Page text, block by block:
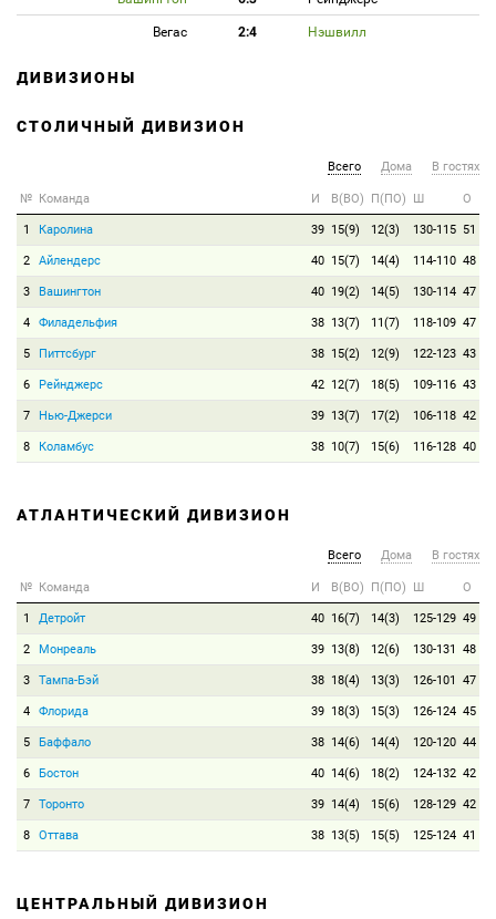
Вегас 2:4 Нэшвилл
ДИВИЗИОНЫ
СТОЛИЧНЫЙ ДИВИЗИОН
Всего Дома В гостях
№ Команда И В(ВО) П(ПО) Ш О
1 Каролина 39 15(9) 12(3) 130-115 51
2 Айлендерс 40 15(7) 14(4) 114-110 48
3 Вашингтон 40 19(2) 14(5) 130-114 47
4 Филадельфия 38 13(7) 11(7) 118-109 47
5 Питтсбург 38 15(2) 12(9) 122-123 43
6 Рейнджерс 42 12(7) 18(5) 109-116 43
7 Нью-Джерси 39 13(7) 17(2) 106-118 42
8 Коламбус 38 10(7) 15(6) 116-128 40
АТЛАНТИЧЕСКИЙ ДИВИЗИОН
Всего Дома В гостях
№ Команда И В(ВО) П(ПО) Ш О
1 Детройт 40 16(7) 14(3) 125-129 49
2 Монреаль 39 13(8) 12(6) 130-131 48
3 Тампа-Бэй 38 18(4) 13(3) 126-101 47
4 Флорида 39 18(3) 15(3) 126-124 45
5 Баффало 38 14(6) 14(4) 120-120 44
6 Бостон 40 14(6) 18(2) 124-132 42
7 Торонто 39 14(4) 15(6) 128-129 42
8 Оттава 38 13(5) 15(5) 125-124 41
ЦЕНТРАЛЬНЫЙ ДИВИЗИОН